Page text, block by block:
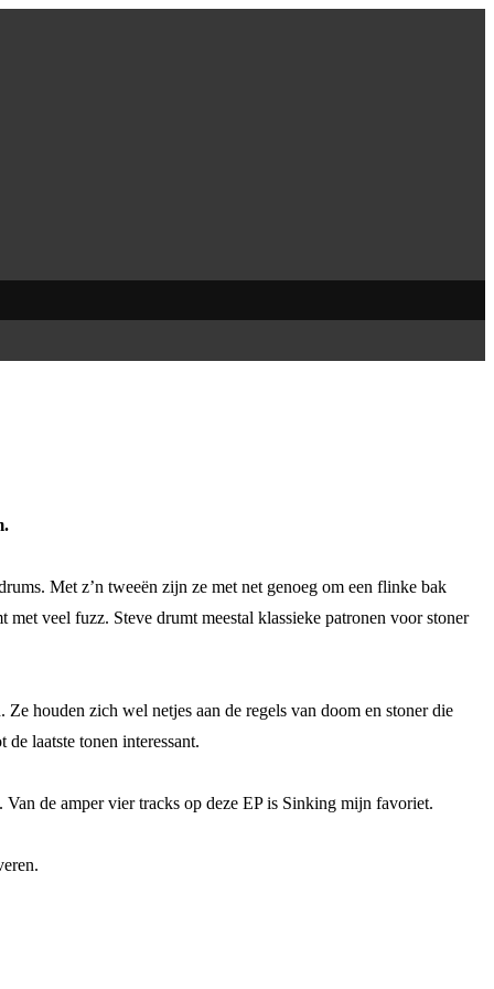
Met z’n tweeën zijn ze met net genoeg om een flinke bak
veel fuzz. Steve drumt meestal klassieke patronen voor stoner
houden zich wel netjes aan de regels van doom en stoner die
laatste tonen interessant.
de amper vier tracks op deze EP is Sinking mijn favoriet.